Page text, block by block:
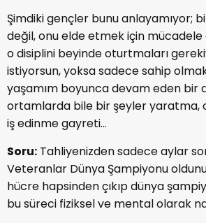
Şimdiki gençler bunu anlayamıyor;
değil, onu elde etmek için mücadele
o disiplini beyinde oturtmaları
istiyorsun, yoksa sadece sahip
yaşamım boyunca devam eden bir
ortamlarda bile bir şeyler yaratma,
iş edinme gayreti...
Soru: Tahliyenizden sadece aylar
Veteranlar Dünya Şampiyonu
hücre hapsinden çıkıp dünya
bu süreci fiziksel ve mental olarak